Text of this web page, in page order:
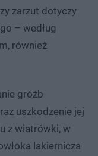
zarzut dotyczy
– według
również
gróźb
uszkodzenie jej
z wiatrówki, w
lakiernicza